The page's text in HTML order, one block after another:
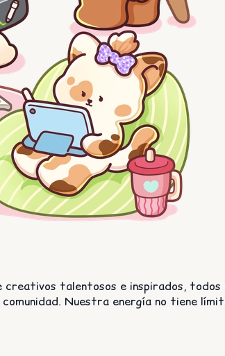
creativos talentosos e inspirados,
comunidad. Nuestra energía no tiene